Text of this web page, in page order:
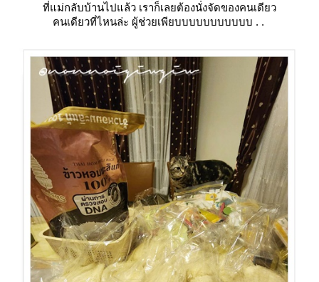
ที่แม่กลับบ้านไปแล้ว เราก็เลยต้องนั่งจัดของคนเดียว
คนเดียวที่ไหนล่ะ ผู้ช่วยเพียบบบบบบบบบบบ . .